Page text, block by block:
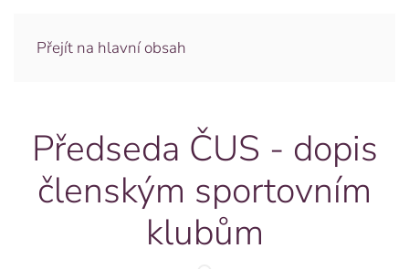
Přejít na hlavní obsah
Předseda ČUS - dopis
členským sportovním
klubům